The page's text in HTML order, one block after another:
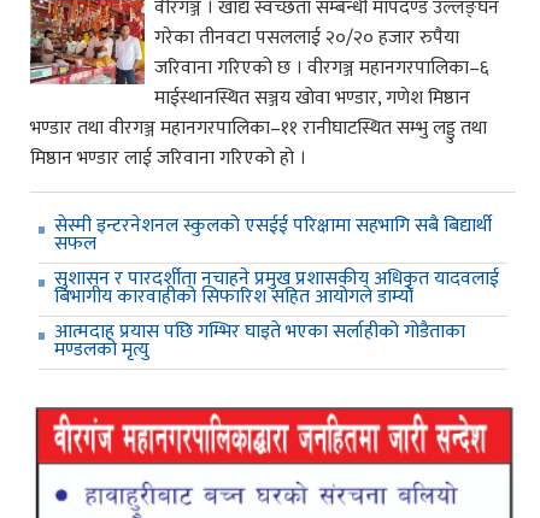
वीरगञ्ज । खाद्य स्वच्छता सम्बन्धी मापदण्ड उल्लङ्घन
गरेका तीनवटा पसललाई २०/२० हजार रुपैया
जरिवाना गरिएको छ । वीरगञ्ज महानगरपालिका–६
माईस्थानस्थित सञ्जय खोवा भण्डार, गणेश मिष्ठान
भण्डार तथा वीरगञ्ज महानगरपालिका–११ रानीघाटस्थित सम्भु लड्डु तथा
मिष्ठान भण्डार लाई जरिवाना गरिएको हो ।
सेस्मी इन्टरनेशनल स्कुलको एसईई परिक्षामा सहभागि सबै बिद्यार्थी
सफल
सुशासन र पारदर्शीता नचाहने प्रमुख प्रशासकीय अधिकृत यादवलाई
बिभागीय कारवाहीको सिफारिश सहित आयोगले डाम्यो
आत्मदाह प्रयास पछि गम्भिर घाइते भएका सर्लाहीको गोडैताका
मण्डलको मृत्यु